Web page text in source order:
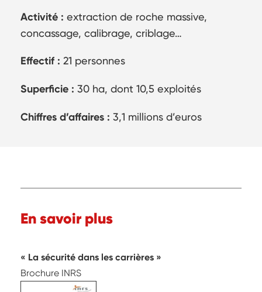
Activité : extraction de roche massive,
concassage, calibrage, criblage…
Effectif : 21 personnes
Superficie : 30 ha, dont 10,5 exploités
Chiffres d’affaires : 3,1 millions d’euros
En savoir plus
La sécurité dans les carrières
Brochure INRS